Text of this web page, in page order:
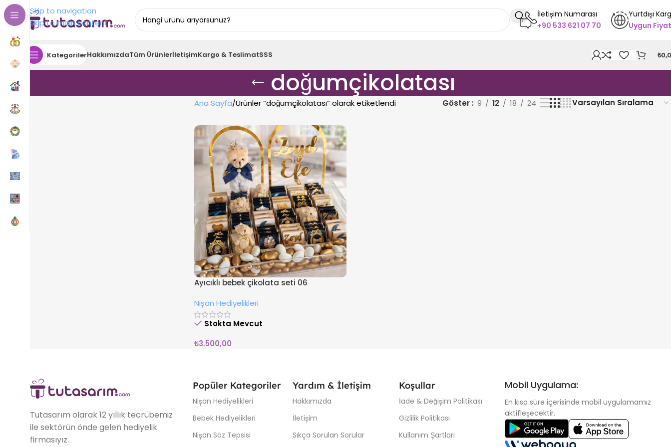
Skip to navigation
Skip to main content
İletişim Numarası
+90 533 621 07 70
Yurtdışı
Uygun Fiyat
KategorilerHakkımızdaTüm ÜrünlerİletişimKargo & TeslimatSSS ₺
doğumçikolatası
Ana Sayfa Ürünler “doğumçikolatası” olarak etiketlendi Göster 9 12 18 24
Ayıcıklı bebek çikolata seti 06
Nişan Hediyelikleri
Stokta Mevcut
₺3.500,00
Tutasarım olarak 12 yıllık tecrübemiz
ile sektörün önde gelen hediyelik
firmasıyız.
Popüler Kategoriler
Nişan Hediyelikleri
Bebek Hediyelikleri
Nişan Söz Tepsisi
Yardım & İletişim
Hakkımızda
İletişim
Sıkça Sorulan Sorular
Koşullar
İade & Değişim Politikası
Gizlilik Politikası
Kullanım Şartları
Mobil Uygulama:
En kısa süre içerisinde mobil uygulamamız
aktifleşecektir.